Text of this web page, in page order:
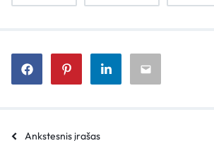
Ankstesnis įrašas